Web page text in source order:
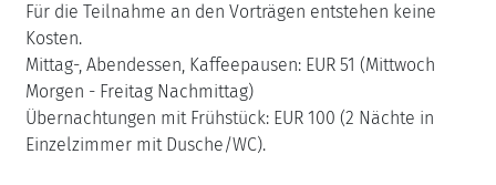
Für die Teilnahme an den Vorträgen entstehen keine
Kosten.
Mittag-, Abendessen, Kaffeepausen: EUR 51 (Mittwoch
Morgen - Freitag Nachmittag)
Übernachtungen mit Frühstück: EUR 100 (2 Nächte in
Einzelzimmer mit Dusche/WC).